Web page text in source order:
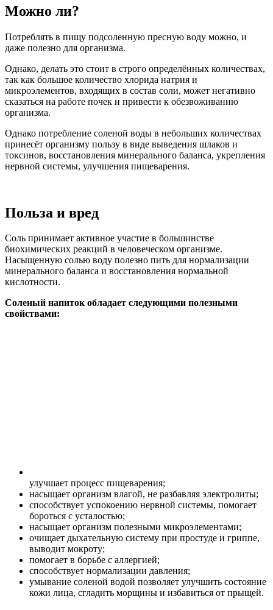
Можно ли?
Потреблять в пищу подсоленную пресную воду можно, и
даже полезно для организма.
Однако, делать это стоит в строго определённых количествах,
так как большое количество хлорида натрия и
микроэлементов, входящих в состав соли, может негативно
сказаться на работе почек и привести к обезвоживанию
организма.
Однако потребление соленой воды в небольших количествах
принесёт организму пользу в виде выведения шлаков и
токсинов, восстановления минерального баланса, укрепления
нервной системы, улучшения пищеварения.
Польза и вред
Соль принимает активное участие в большинстве
биохимических реакций в человеческом организме.
Насыщенную солью воду полезно пить для нормализации
минерального баланса и восстановления нормальной
кислотности.
Соленый напиток обладает следующими полезными
свойствами:
улучшает процесс пищеварения;
насыщает организм влагой, не разбавляя электролиты;
способствует успокоению нервной системы, помогает
бороться с усталостью;
насыщает организм полезными микроэлементами;
очищает дыхательную систему при простуде и гриппе,
выводит мокроту;
помогает в борьбе с аллергией;
способствует нормализации давления;
умывание соленой водой позволяет улучшить состояние
кожи лица, сгладить морщины и избавиться от прыщей.